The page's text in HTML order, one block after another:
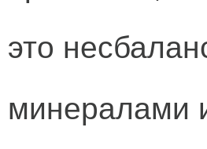
это
минералами